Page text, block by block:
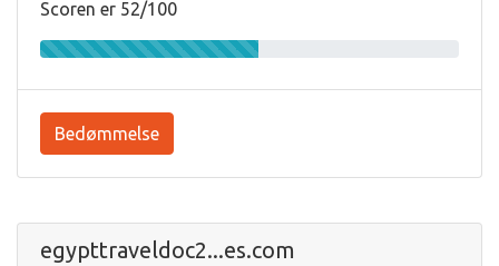
Scoren er 52/100
Bedømmelse
egypttraveldoc2...es.com